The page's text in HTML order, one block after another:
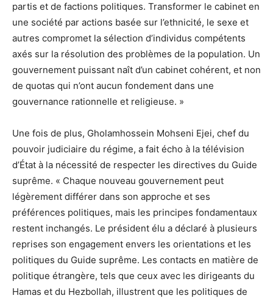
partis et de factions politiques. Transformer le cabinet en
une société par actions basée sur l’ethnicité, le sexe et
autres compromet la sélection d’individus compétents
axés sur la résolution des problèmes de la population. Un
gouvernement puissant naît d’un cabinet cohérent, et non
de quotas qui n’ont aucun fondement dans une
gouvernance rationnelle et religieuse. »
Une fois de plus, Gholamhossein Mohseni Ejei, chef du
pouvoir judiciaire du régime, a fait écho à la télévision
d’État à la nécessité de respecter les directives du Guide
suprême. « Chaque nouveau gouvernement peut
légèrement différer dans son approche et ses
préférences politiques, mais les principes fondamentaux
restent inchangés. Le président élu a déclaré à plusieurs
reprises son engagement envers les orientations et les
politiques du Guide suprême. Les contacts en matière de
politique étrangère, tels que ceux avec les dirigeants du
Hamas et du Hezbollah, illustrent que les politiques de